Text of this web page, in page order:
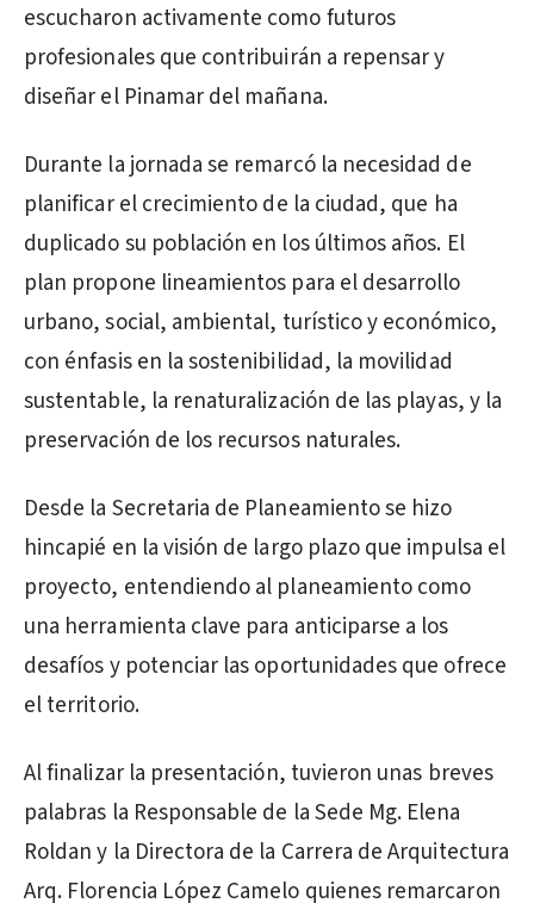
escucharon activamente como futuros
profesionales que contribuirán a repensar y
diseñar el Pinamar del mañana.
Durante la jornada se remarcó la necesidad de
planificar el crecimiento de la ciudad, que ha
duplicado su población en los últimos años. El
plan propone lineamientos para el desarrollo
urbano, social, ambiental, turístico y económico,
con énfasis en la sostenibilidad, la movilidad
sustentable, la renaturalización de las playas, y la
preservación de los recursos naturales.
Desde la Secretaria de Planeamiento se hizo
hincapié en la visión de largo plazo que impulsa el
proyecto, entendiendo al planeamiento como
una herramienta clave para anticiparse a los
desafíos y potenciar las oportunidades que ofrece
el territorio.
Al finalizar la presentación, tuvieron unas breves
palabras la Responsable de la Sede Mg. Elena
Roldan y la Directora de la Carrera de Arquitectura
Arq. Florencia López Camelo quienes remarcaron